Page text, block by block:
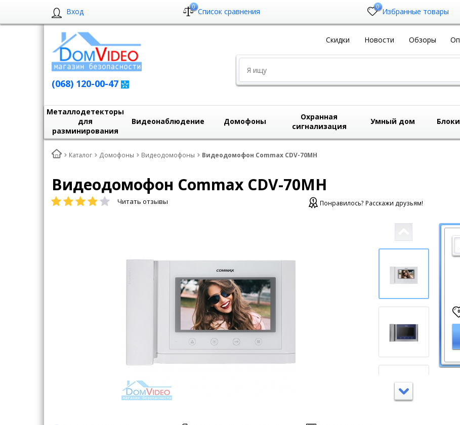
Вход 0 Список сравнения 0 Избранные товары
Скидки Новости Обзоры
(068) 120-00-47
Металлодетекторы
для
разминирования
Видеонаблюдение Домофоны
Охранная
сигнализация
Умный дом
Каталог Домофоны Видеодомофоны Видеодомофон Commax CDV-70MH
Видеодомофон Commax CDV-70MH
Читать отзывы Понравилось? Расскажи друзьям!
0